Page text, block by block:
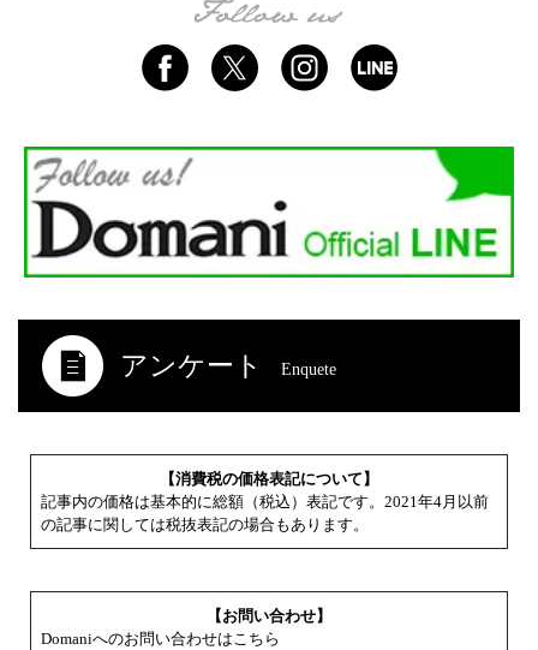
アンケート Enquete
【消費税の価格表記について】
記事内の価格は基本的に総額（税込）表記です。2021年4月以前
の記事に関しては税抜表記の場合もあります。
【お問い合わせ】
Domaniへのお問い合わせはこちら